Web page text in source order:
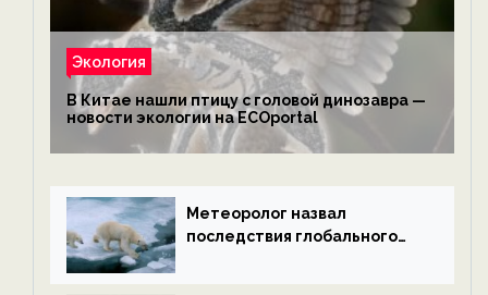
Экология
В Китае нашли птицу с головой динозавра —
новости экологии на ECOportal
Метеоролог назвал
последствия глобального